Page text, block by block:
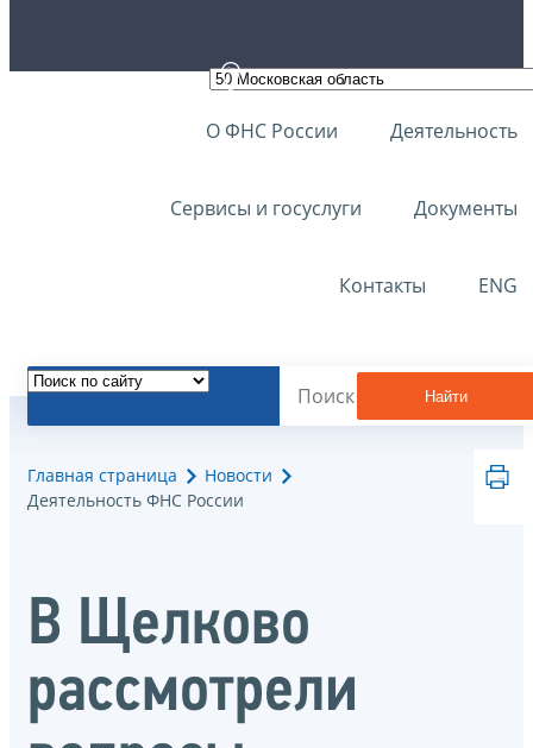
О ФНС России Деятельность
Сервисы и госуслуги Документы
Контакты ENG
Найти
Главная страница
Новости
Деятельность ФНС России
В Щелково
рассмотрели